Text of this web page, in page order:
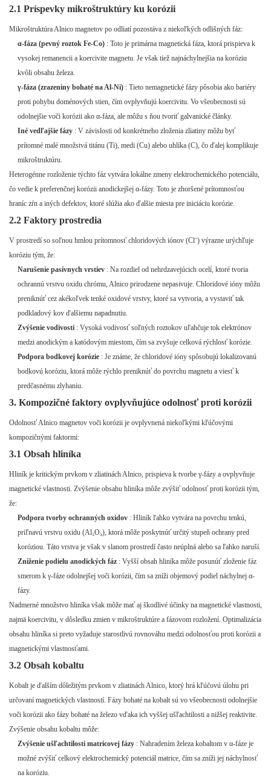
2.1 Príspevky mikroštruktúry ku korózii
Mikroštruktúra Alnico magnetov po odliatí pozostáva z niekoľkých odlišných fáz:
α-fáza (pevný roztok Fe-Co) : Toto je primárna magnetická fáza, ktorá prispieva k
vysokej remanencii a koercivite magnetu. Je však tiež najnáchylnejšia na koróziu
kvôli obsahu železa.
γ-fáza (zrazeniny bohaté na Al-Ni) : Tieto nemagnetické fázy pôsobia ako bariéry
proti pohybu doménových stien, čím ovplyvňujú koercivitu. Vo všeobecnosti sú
odolnejšie voči korózii ako α-fáza, ale môžu s ňou tvoriť galvanické články.
Iné vedľajšie fázy : V závislosti od konkrétneho zloženia zliatiny môžu byť
prítomné malé množstvá titánu (Ti), medi (Cu) alebo uhlíka (C), čo ďalej komplikuje
mikroštruktúru.
Heterogénne rozloženie týchto fáz vytvára lokálne zmeny elektrochemického potenciálu,
čo vedie k preferenčnej korózii anodickejšej α-fázy. Toto je zhoršené prítomnosťou
hraníc zŕn a iných defektov, ktoré slúžia ako ďalšie miesta pre iniciáciu korózie.
2.2 Faktory prostredia
V prostredí so soľnou hmlou prítomnosť chloridových iónov (Cl⁻) výrazne urýchľuje
koróziu tým, že:
Narušenie pasívnych vrstiev : Na rozdiel od nehrdzavejúcich ocelí, ktoré tvoria
ochrannú vrstvu oxidu chrómu, Alnico prirodzene nepasivuje. Chloridové ióny môžu
preniknúť cez akékoľvek tenké oxidové vrstvy, ktoré sa vytvoria, a vystaviť tak
podkladový kov ďalšiemu napadnutiu.
Zvýšenie vodivosti : Vysoká vodivosť soľných roztokov uľahčuje tok elektrónov
medzi anodickým a katódovým miestom, čím sa zvyšuje celková rýchlosť korózie.
Podpora bodkovej korózie : Je známe, že chloridové ióny spôsobujú lokalizovanú
bodkovú koróziu, ktorá môže rýchlo preniknúť do povrchu magnetu a viesť k
predčasnému zlyhaniu.
3. Kompozičné faktory ovplyvňujúce odolnosť proti korózii
Odolnosť Alnico magnetov voči korózii je ovplyvnená niekoľkými kľúčovými
kompozičnými faktormi:
3.1 Obsah hliníka
Hliník je kritickým prvkom v zliatinách Alnico, prispieva k tvorbe γ-fázy a ovplyvňuje
magnetické vlastnosti. Zvýšenie obsahu hliníka môže zvýšiť odolnosť proti korózii tým,
že:
Podpora tvorby ochranných oxidov : Hliník ľahko vytvára na povrchu tenkú,
priľnavú vrstvu oxidu (Al₂O₃), ktorá môže poskytnúť určitý stupeň ochrany pred
koróziou. Táto vrstva je však v slanom prostredí často neúplná alebo sa ľahko naruší.
Zníženie podielu anodických fáz : Vyšší obsah hliníka môže posunúť zloženie fáz
smerom k γ-fáze odolnejšej voči korózii, čím sa zníži objemový podiel náchylnej α-
fázy.
Nadmerné množstvo hliníka však môže mať aj škodlivé účinky na magnetické vlastnosti,
najmä koercivitu, v dôsledku zmien v mikroštruktúre a fázovom rozložení. Optimalizácia
obsahu hliníka si preto vyžaduje starostlivú rovnováhu medzi odolnosťou proti korózii a
magnetickými vlastnosťami.
3.2 Obsah kobaltu
Kobalt je ďalším dôležitým prvkom v zliatinách Alnico, ktorý hrá kľúčovú úlohu pri
určovaní magnetických vlastností. Fázy bohaté na kobalt sú vo všeobecnosti odolnejšie
voči korózii ako fázy bohaté na železo vďaka ich vyššej ušľachtilosti a nižšej reaktivite.
Zvýšenie obsahu kobaltu môže:
Zvýšenie ušľachtilosti matricovej fázy : Nahradením železa kobaltom v α-fáze je
možné zvýšiť celkový elektrochemický potenciál matrice, čím sa zníži jej náchylnosť
na koróziu.